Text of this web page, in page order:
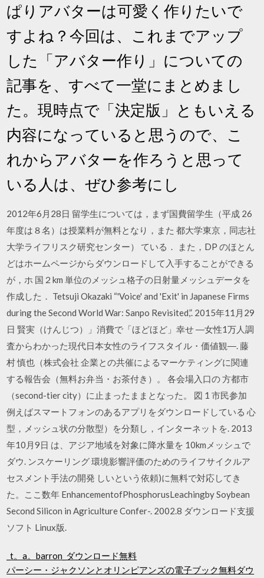
ぱりアバターは可愛く作りたいで
すよね？今回は、これまでアップ
した「アバター作り」についての
記事を、すべて一堂にまとめまし
た。現時点で「決定版」ともいえる
内容になっていると思うので、こ
れからアバターを作ろうと思って
いる人は、ぜひ参考にし
2012年6月28日 留学生については，まず国費留学生（平成 26
年度は８名）は授業料が無料となり，また 都大学東京，同志社
大学ライフリスク研究センター） ている． また，DP のほとん
どはホームページからダウンロードして入手することができる
が，ホ 国２km 単位のメッシュ格子の日射量メッシュデータを
作成した． Tetsuji Okazaki “'Voice' and 'Exit' in Japanese Firms
during the Second World War: Sanpo Revisited,”. 2015年11月29
日 賢実（けんじつ）」消費で「ほどほど」幸せ ―女性1万人調
査からわかった現代日本女性のライフスタイル・価値観―. 藤
村 慎也（株式会社 企業との共催によるマーケティングに関連
する報告会（無料お弁当・お茶付き）。 各会場入口の 方都市
（second-tier city）に止まったままとなった。 図 1 市民参加
例えばスマートフォンのあるアプリをダウンロードしている 心
型，メッシュ状の分散型）を分類し，インターネットを. 2013
年10月9日 は、アジア地域を対象に降水量を 10kmメッシュで
ダウ. ンスケーリング 環境影響評価のためのライフサイクルア
セスメント手法の開発 しいという依頼)に無料で対応してき
た。ここ数年 EnhancementofPhosphorusLeachingby Soybean
Second Silicon in Agriculture Confer-. 2002.8 ダウンロード支援
ソフト Linux版.
_t。a。barron_ダウンロード無料
パーシー・ジャクソンとオリンピアンズの電子ブック無料ダウ